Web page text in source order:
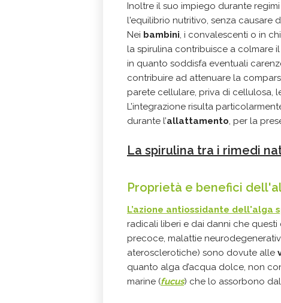
Inoltre il suo impiego durante
l'equilibrio nutritivo, senza causare
Nei bambini, i convalescenti o in
la spirulina contribuisce a colmare
in quanto soddisfa eventuali
contribuire ad attenuare la
parete cellulare, priva di cellulosa,
L’integrazione risulta
durante l’allattamento, per la
La spirulina tra i rimedi
Proprietà e benefici
L’azione antiossidante dell'alga
radicali liberi e dai danni che
precoce, malattie
aterosclerotiche) sono dovute alle
quanto alga d’acqua dolce, non
marine (fucus) che lo assorbono